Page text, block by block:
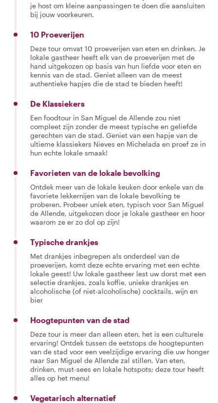
je host om kleine aanpassingen te doen die aansluiten
bij jouw voorkeuren.
10 Proeverijen
Deze tour omvat 10 proeverijen van eten en drinken. Je
lokale gastheer heeft elk van de proeverijen met de
hand uitgekozen op basis van hun liefde voor eten en
kennis van de stad. Geniet alleen van de meest
authentieke hapjes die de stad te bieden heeft!
De Klassiekers
Een foodtour in San Miguel de Allende zou niet
compleet zijn zonder de meest typische en geliefde
gerechten van de stad. Geniet van een hapje van de
ultieme klassiekers Nieves en Michelada en proef ze in
hun echte lokale smaak!
Favorieten van de lokale bevolking
Ontdek meer van de lokale keuken door enkele van de
favoriete lekkernijen van de lokale bevolking te
proberen. Probeer uniek eten, typisch voor San Miguel
de Allende, uitgekozen door je lokale gastheer en hoor
waarom ze er zo dol op zijn!
Typische drankjes
Met drankjes inbegrepen als onderdeel van de
proeverijen, komt deze echte ervaring met een echte
lokale geest! Uw lokale gastheer lest uw dorst met een
selectie drankjes, zoals koffie, unieke drankjes en
alcoholische (of niet-alcoholische) cocktails, wijn en
bier
Hoogtepunten van de stad
Deze tour is meer dan alleen eten, het is een culturele
ervaring! Ontdek tussen de eetstops de hoogtepunten
van de stad voor een veelzijdige ervaring die uw honger
naar San Miguel de Allende zal stillen. Van eten,
drinken, must-sees en lokale hotspots; deze tour heeft
alles op het menu!
Vegetarisch alternatief